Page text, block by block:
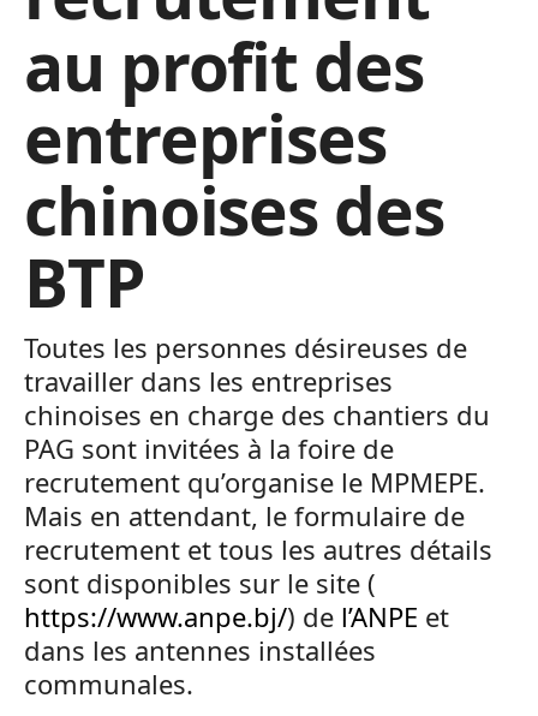
au profit des
entreprises
chinoises des
BTP
Toutes les personnes désireuses de
travailler dans les entreprises
chinoises en charge des chantiers du
PAG sont invitées à la foire de
recrutement qu’organise le MPMEPE.
Mais en attendant, le formulaire de
recrutement et tous les autres détails
sont disponibles sur le site (
https://www.anpe.bj/) de l’ANPE et
dans les antennes installées
communales.